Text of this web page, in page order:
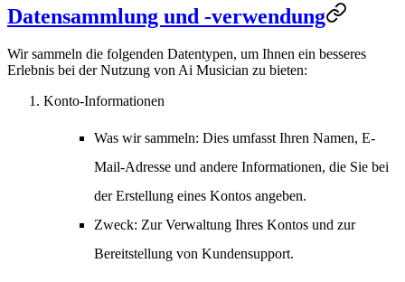
Datensammlung und -verwendung
Wir sammeln die folgenden Datentypen, um Ihnen ein besseres
Erlebnis bei der Nutzung von Ai Musician zu bieten:
Konto-Informationen
Was wir sammeln: Dies umfasst Ihren Namen, E-
Mail-Adresse und andere Informationen, die Sie bei
der Erstellung eines Kontos angeben.
Zweck: Zur Verwaltung Ihres Kontos und zur
Bereitstellung von Kundensupport.